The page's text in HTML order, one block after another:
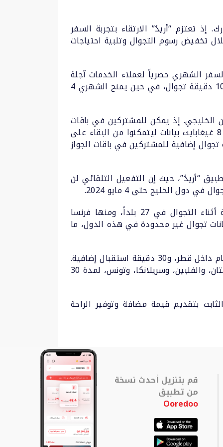
تعتزم “أريدُ” الارتقاء بتجربة السفر
تخفيض رسوم التجوال وتلبية احتياجات
الشهري حصرياً لعملاء الخدمات آجلة
الدفع. وتتوفر خيارات الاشتراك هذه في أكثر من 100 دولة. حيث يمنح الاشتراك الأسبوعي 1 غيغابايت و100 دقيقة تجوال، في حين يمنح الشهري 4
الخليجي. إذ يمكن للمشتركين في باقات
الجواز الأسبوعية الآن الاستمتاع بـ 2 غيغابايت، في حين سيتم منح المشتركين في باقات الجواز الشهرية 8 غيغابايت بيانات ليتمكنوا من البقاء على
في قطر. كما سيتم منح المسافرين إلى المملكة العربية السعودية 100 دقيقة تجوال إضافية للمشتركين في باقات الجواز
“أريدُ”، حيث إن التفعيل التلقائي لن
كما يمكن للمشتركين في مفتاح “تجول كأنك في قطر” الأسبوعي والشهري استخدام البيانات المحلية أثناء التجوال في 27 بلداً، ومنها فرنسا
تجوال غير محدودة في هذه الدول، ما
أما مشتركو باقة هلا لمكالمات التجوال، فسيتم منحهم 30 دقيقة لإجراء مكالمات محلية أو الاتصال بالأرقام داخل قطر، و30 دقيقة استقبال إضافية.
ويسري هذا العرض أثناء تجوالهم خارج دولة قطر، وتحديداً في بنجلاديش، ومصر، والهند، والأردن، وباكستان، والفلبين، وسريلانكا، وتونس، لمدة 30
بتقديم قيمة مضافة وتوفير الراحة
قم بتنزيل أحدث نسخة
من تطبيق
Ooredoo